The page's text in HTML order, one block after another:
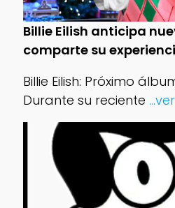
Billie Eilish anticipa
comparte su
Billie Eilish: Próximo
Durante su reciente